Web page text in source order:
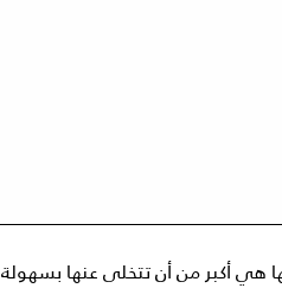
هي أكبر من أن تتخلى عنها بسهولة